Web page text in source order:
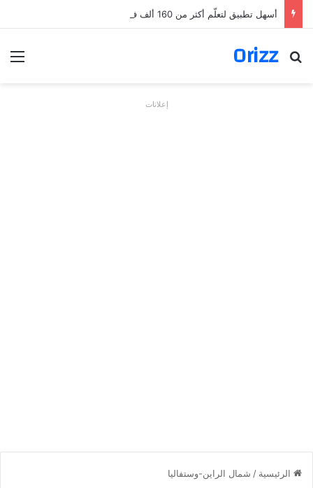
أسهل تطبيق لتعلّم أكثر من 160 ألف فعل بالألمانية
Orizz
بحث عن
إعلانات
الرئيسية / شمال الراين-وستفاليا